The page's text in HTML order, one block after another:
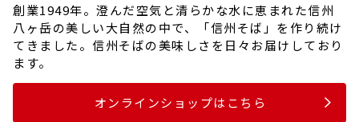
創業1949年。澄んだ空気と清らかな水に恵まれた信州
八ヶ岳の美しい大自然の中で、「信州そば」を作り続け
てきました。信州そばの美味しさを日々お届けしており
ます。
オンラインショップはこちら